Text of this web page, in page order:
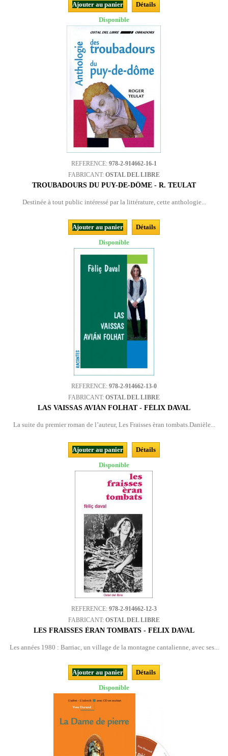
Ajouter au panier
Détails
Disponible
REFERENCE: 978-2-914662-16-1
FABRICANT: OSTAL DEL LIBRE
TROUBADOURS DU PUY-DE-DÔME - R. TEULAT
Destinée à tout public intéressé par la littérature, cette anthologie...
Ajouter au panier
Détails
Disponible
REFERENCE: 978-2-914662-13-0
FABRICANT: OSTAL DEL LIBRE
LAS VAISSAS AVIÁN FOLHAT - FÉLIX DAVAL
La suite du premier roman de l’auteur, Les Fraisses èran tombats.Danièle...
Ajouter au panier
Détails
Disponible
REFERENCE: 978-2-914662-12-3
FABRICANT: OSTAL DEL LIBRE
LES FRAISSES ÈRAN TOMBATS - FÉLIX DAVAL
Les années 1980 : Barriac, un village de la montagne cantalienne, avec ses...
Ajouter au panier
Détails
Disponible